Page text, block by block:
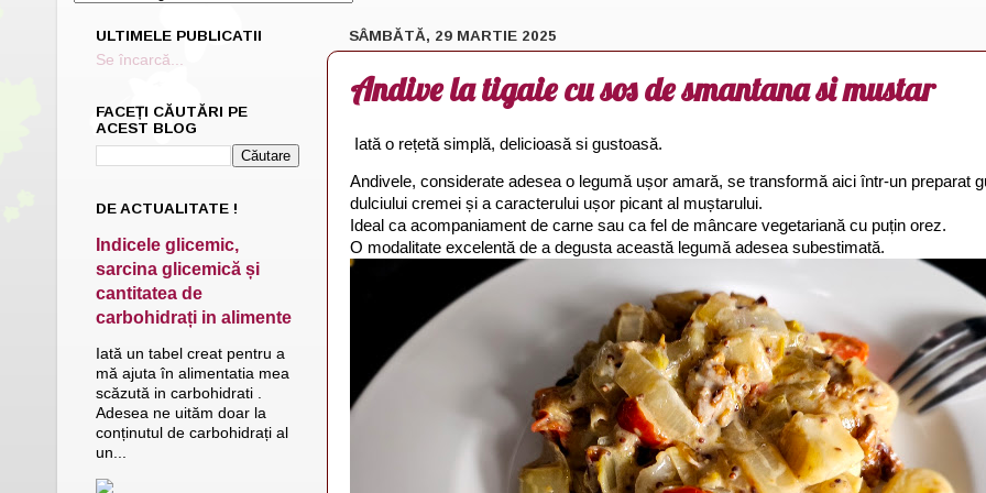
SÂMBĂTĂ, 29 MARTIE 2025
Andive la tigaie cu sos de smantana si mustar
Iată o rețetă simplă, delicioasă si gustoasă.
Andivele, considerate adesea o legumă ușor amară, se transformă aici într-un preparat
dulciului cremei și a caracterului ușor picant al muștarului.
Ideal ca acompaniament de carne sau ca fel de mâncare vegetariană cu puțin orez.
O modalitate excelentă de a degusta această legumă adesea subestimată.
ULTIMELE PUBLICATII
Se încarcă...
FACEȚI CĂUTĂRI PE
ACEST BLOG
DE ACTUALITATE !
Indicele glicemic,
sarcina glicemică și
cantitatea de
carbohidrați in alimente
Iată un tabel creat pentru a
mă ajuta în alimentatia mea
scăzută in carbohidrati .
Adesea ne uităm doar la
conținutul de carbohidrați al
un...